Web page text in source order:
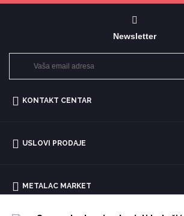
Newsletter
KONTAKT CENTAR
USLOVI PRODAJE
METALAC MARKET